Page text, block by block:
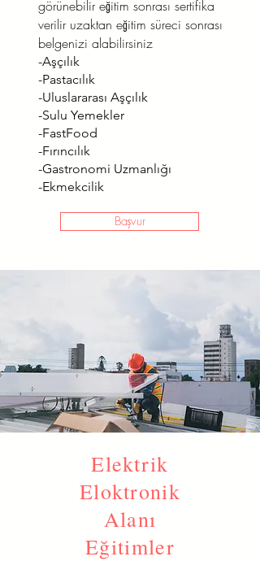
görünebilir eğitim sonrası sertifika
verilir uzaktan eğitim süreci sonrası
belgenizi alabilirsiniz
-Aşçılık
-Pastacılık
-Uluslararası Aşçılık
-Sulu Yemekler
-FastFood
-Fırıncılık
-Gastronomi Uzmanlığı
-Ekmekcilik
Başvur
Elektrik
Eloktronik
Alanı
Eğitimler